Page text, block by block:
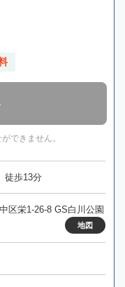
できません。
徒歩13分
区栄1-26-8 GS白川公園
地図